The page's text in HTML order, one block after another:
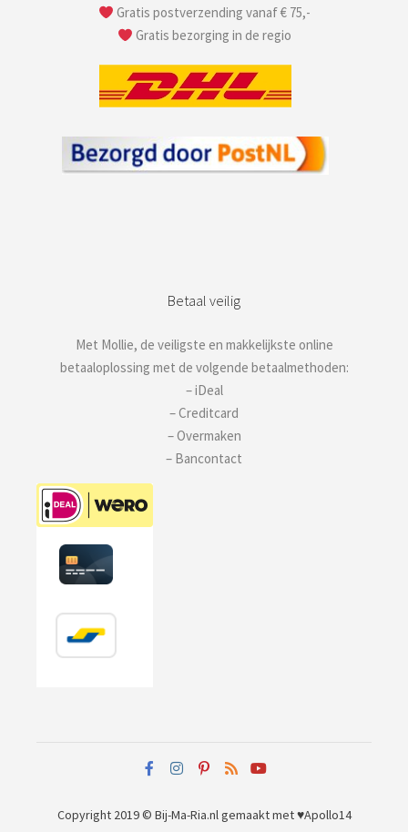
Gratis postverzending vanaf € 75,-
Gratis bezorging in de regio
Betaal veilig
Met Mollie, de veiligste en makkelijkste online
betaaloplossing met de volgende betaalmethoden:
– iDeal
– Creditcard
– Overmaken
– Bancontact
Copyright 2019 © Bij-Ma-Ria.nlgemaakt met ♥Apollo14